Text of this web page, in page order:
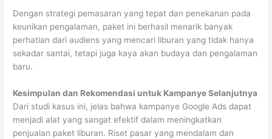
Dengan strategi pemasaran yang tepat dan penekanan pada
keunikan pengalaman, paket ini berhasil menarik banyak
perhatian dari audiens yang mencari liburan yang tidak hanya
sekadar santai, tetapi juga kaya akan budaya dan pengalaman
baru.
Kesimpulan dan Rekomendasi untuk Kampanye Selanjutnya
Dari studi kasus ini, jelas bahwa kampanye Google Ads dapat
menjadi alat yang sangat efektif dalam meningkatkan
penjualan paket liburan. Riset pasar yang mendalam dan